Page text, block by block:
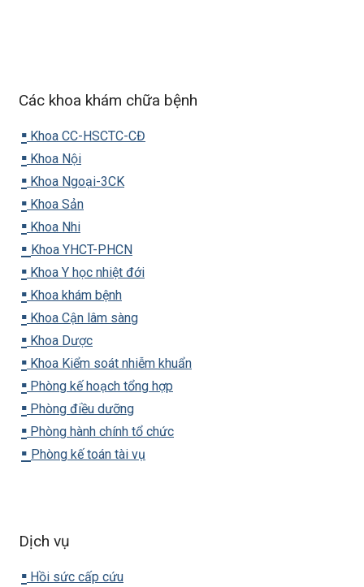
Các khoa khám chữa bệnh
▪️ Khoa CC-HSCTC-CĐ
▪️ Khoa Nội
▪️ Khoa Ngoại-3CK
▪️ Khoa Sản
▪️ Khoa Nhi
▪️ Khoa YHCT-PHCN
▪️ Khoa Y học nhiệt đới
▪️ Khoa khám bệnh
▪️ Khoa Cận lâm sàng
▪️ Khoa Dược
▪️ Khoa Kiểm soát nhiễm khuẩn
▪️ Phòng kế hoạch tổng hợp
▪️ Phòng điều dưỡng
▪️ Phòng hành chính tổ chức
▪️ Phòng kế toán tài vụ
Dịch vụ
▪️ Hồi sức cấp cứu